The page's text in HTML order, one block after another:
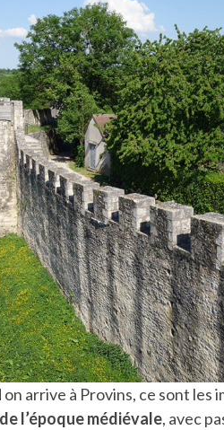
arrive à Provins, ce sont les
l’époque médiévale, avec